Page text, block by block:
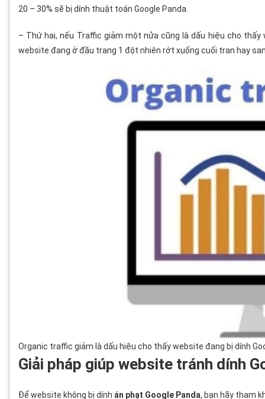
20 – 30% sẽ bị dính thuật toán Google Panda.
– Thứ hai, nếu Traffic giảm một nửa cũng là dấu hiệu cho
website đang ở đầu trang 1 đột nhiên rớt xuống cuối tran hay
Organic traffic giảm là dấu hiệu cho thấy website đang bị dính
Giải pháp giúp website tránh dính
Để website không bị dính án phạt Google Panda, bạn hãy tham